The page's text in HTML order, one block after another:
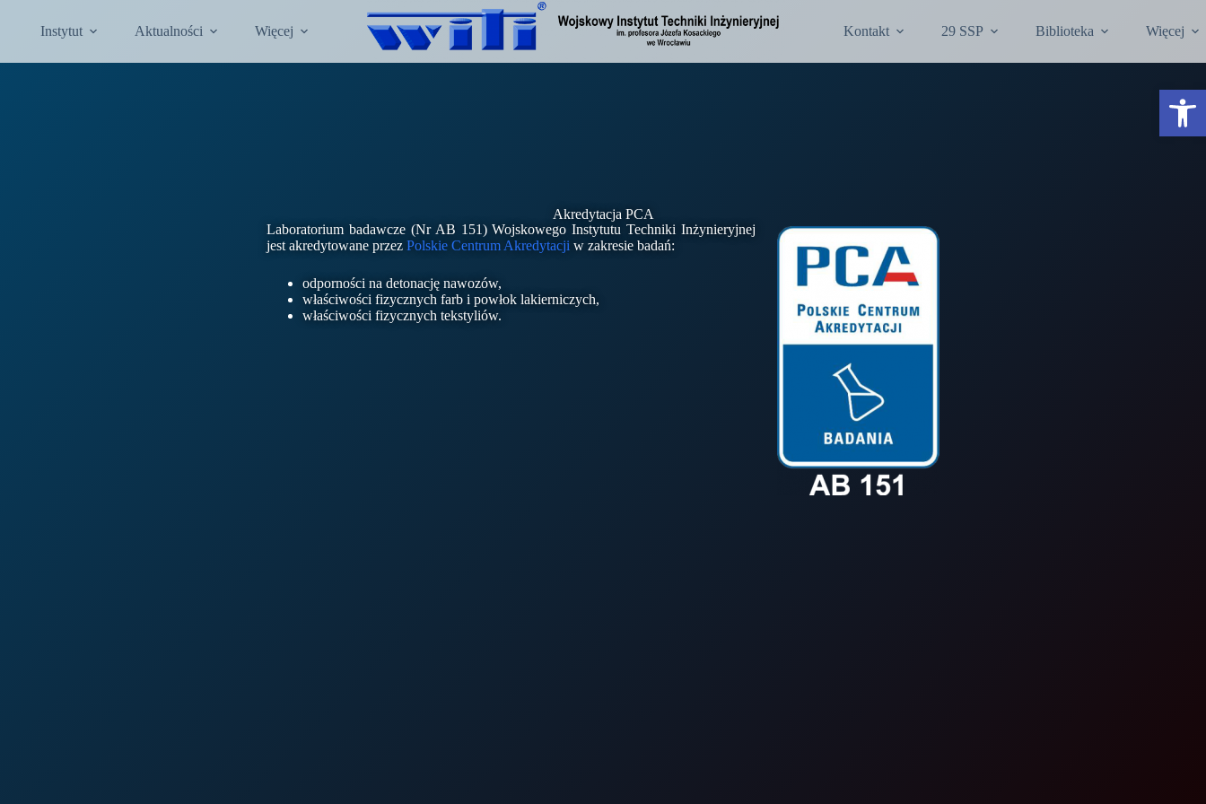
Otwórz pasek narzędzi
Instytut Aktualności Więcej Kontakt 29 SSP Biblioteka Więcej
Akredytacja PCA
Laboratorium badawcze (Nr AB 151) Wojskowego Instytutu Techniki Inżynieryjnej
jest akredytowane przez Polskie Centrum Akredytacji w zakresie badań:
odporności na detonację nawozów,
właściwości fizycznych farb i powłok lakierniczych,
właściwości fizycznych tekstyliów.